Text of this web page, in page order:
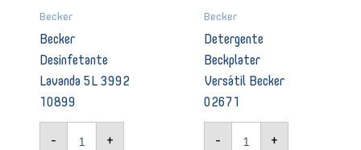
Becker
Becker
Desinfetante
Lavanda 5L 3992
10899
- +
Becker
Detergente
Beckplater
Versátil Becker
02671
- +